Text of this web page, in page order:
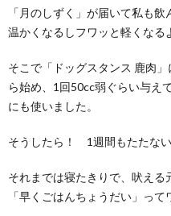
「月のしずく」が届いて私も
温かくなるしフワッと軽くなる
そこで「ドッグスタンス 鹿肉
ら始め、1回50cc弱ぐらい与え
にも使いました。
そうしたら！ 1週間もたたない
それまでは寝たきりで、吠え
「早くごはんちょうだい」って